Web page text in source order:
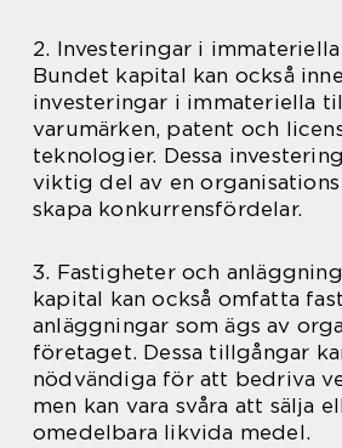
2. Investeringar i
Bundet kapital kan också
investeringar i immateriella
varumärken, patent och
teknologier. Dessa
viktig del av en
skapa konkurrensfördelar.
3. Fastigheter och
kapital kan också omfatta
anläggningar som ägs av
företaget. Dessa tillgångar
nödvändiga för att bedriva
men kan vara svåra att sälja
omedelbara likvida medel.